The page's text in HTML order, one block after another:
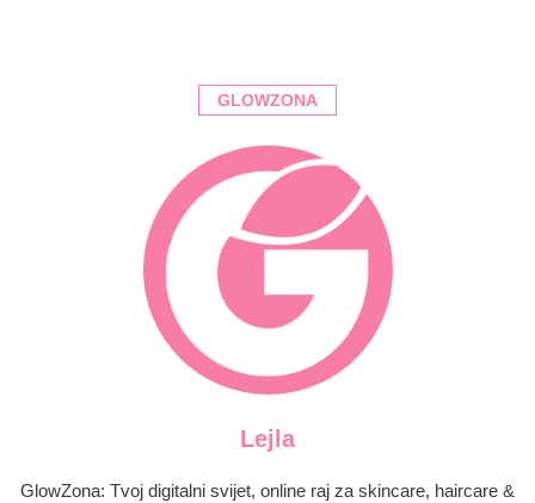
GLOWZONA
Lejla
GlowZona: Tvoj digitalni svijet, online raj za skincare, haircare &